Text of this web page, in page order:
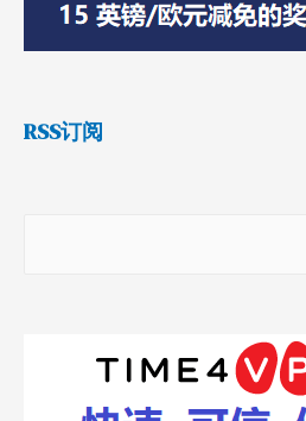
RSS订阅